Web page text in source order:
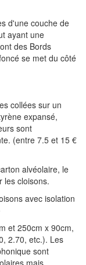
d'une couche de
ayant une
des Bords
se met du côté
collées sur un
expansé,
sont
(entre 7.5 et 15 €
alvéolaire, le
les cloisons.
avec isolation
et 250cm x 90cm,
2.70, etc.). Les
sont
mais